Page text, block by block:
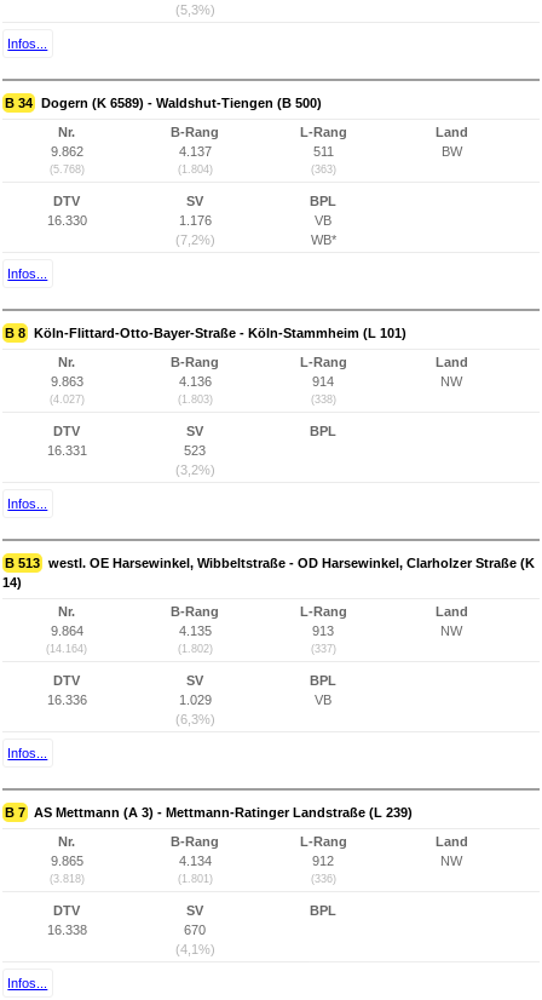
(5,3%)
Infos...
B 34 Dogern (K 6589) - Waldshut-Tiengen (B 500)
Nr.
9.862
(5.768)
B-Rang
4.137
(1.804)
L-Rang
511
(363)
Land
BW
DTV
16.330
SV
1.176
(7,2%)
BPL
VB
WB*
Infos...
B 8 Köln-Flittard-Otto-Bayer-Straße - Köln-Stammheim (L 101)
Nr.
9.863
(4.027)
B-Rang
4.136
(1.803)
L-Rang
914
(338)
Land
NW
DTV
16.331
SV
523
(3,2%)
BPL
Infos...
B 513 westl. OE Harsewinkel, Wibbeltstraße - OD Harsewinkel, Clarholzer Straße (K
14)
Nr.
9.864
(14.164)
B-Rang
4.135
(1.802)
L-Rang
913
(337)
Land
NW
DTV
16.336
SV
1.029
(6,3%)
BPL
VB
Infos...
B 7 AS Mettmann (A 3) - Mettmann-Ratinger Landstraße (L 239)
Nr.
9.865
(3.818)
B-Rang
4.134
(1.801)
L-Rang
912
(336)
Land
NW
DTV
16.338
SV
670
(4,1%)
BPL
Infos...